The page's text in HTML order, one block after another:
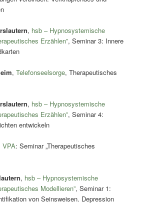
, hsb – Hypnosystemische
Erzählen”, Seminar 3: Innere
,Telefonseelsorge, Therapeutisches
, hsb – Hypnosystemische
Erzählen”, Seminar 4:
entwickeln
VPA: Seminar „Therapeutisches
, hsb – Hypnosystemische
Modellieren”, Seminar 1:
von Seinsweisen. Depression